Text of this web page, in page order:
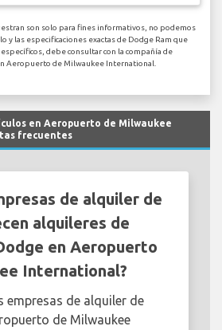
son solo para fines informativos, no podemos
y las especificaciones exactas de Dodge Ram que
debe consultar con la compañía de
Aeropuerto de Milwaukee International.
en Aeropuerto de Milwaukee
frecuentes
de alquiler de
alquileres de
en Aeropuerto
International?
empresas de alquiler de
de Milwaukee